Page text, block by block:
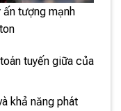
tượng mạnh
tuyến giữa của
khả năng phát